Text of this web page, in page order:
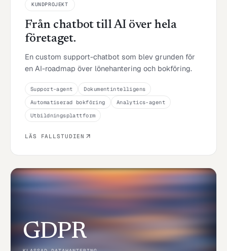
KUNDPROJEKT
Från chatbot till AI över hela
företaget.
En custom support-chatbot som blev grunden för
en AI-roadmap över lönehantering och bokföring.
Support-agent
Dokumentintelligens
Automatiserad bokföring
Analytics-agent
Utbildningsplattform
LÄS FALLSTUDIEN
GDPR